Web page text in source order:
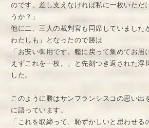
のです。差し支えなければ私に一枚いただ
うか？」
他に二、三人の裁判官も同席していました
わたしも」となったので勝は
「お安い御用です。艦に戻って集めてお届
えずこれを一枚。」と先刻つき返された浮
した。
このように勝はサンフランシスコの思い出
に語っています。
「これを取締って、恥ずかしいと思わせる